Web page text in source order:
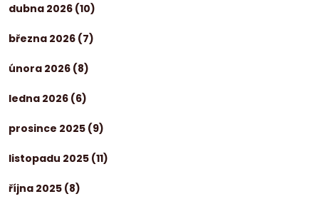
dubna 2026 (10)
března 2026 (7)
února 2026 (8)
ledna 2026 (6)
prosince 2025 (9)
listopadu 2025 (11)
října 2025 (8)